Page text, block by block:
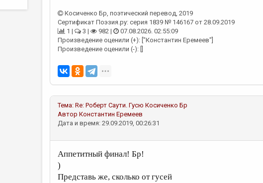
Косиченко Бр, поэтический перевод, 2019
Сертификат Поэзия.ру: серия 1839 № 146167 от 28.09.2019
1 |
3 | 982 |
07.08.2026. 02:55:09
Произведение оценили (+): ["Константин Еремеев"]
Произведение оценили (-): []
Тема: Re: Роберт Саути. Гусю Косиченко Бр
Автор Константин Еремеев
Дата и время: 29.09.2019, 00:26:31
Аппетитный финал! Бр!
)
Представь же, сколько от гусей